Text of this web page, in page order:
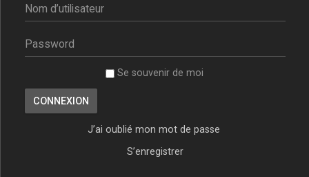
Se souvenir de moi
J’ai oublié mon mot de passe
S’enregistrer